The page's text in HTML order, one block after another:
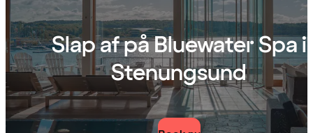
Slap af på Bluewater Spa i
Stenungsund